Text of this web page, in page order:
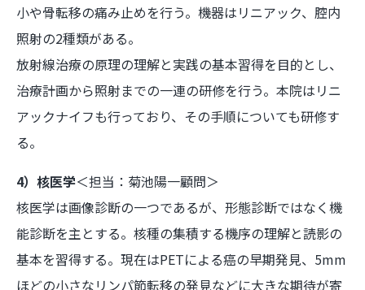
小や骨転移の痛み止めを行う。機器はリニアック、腔内
照射の2種類がある。
放射線治療の原理の理解と実践の基本習得を目的とし、
治療計画から照射までの一連の研修を行う。本院はリニ
アックナイフも行っており、その手順についても研修す
る。
4）核医学＜担当：菊池陽一顧問＞
核医学は画像診断の一つであるが、形態診断ではなく機
能診断を主とする。核種の集積する機序の理解と読影の
基本を習得する。現在はPETによる癌の早期発見、5mm
ほどの小さなリンパ節転移の発見などに大きな期待が寄